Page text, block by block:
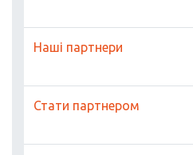
Наші партнери
Стати партнером